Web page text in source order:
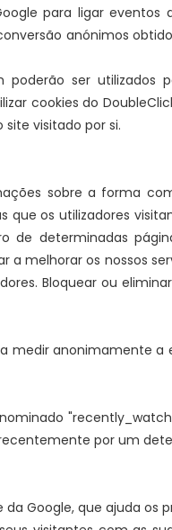
para ligar eventos
anónimos
poderão ser utilizados
cookies do
visitado por si.
sobre a forma
que os utilizadores
de determinadas
a melhorar os nossos
Bloquear ou
medir anonimamente a
por um
Google, que ajuda os